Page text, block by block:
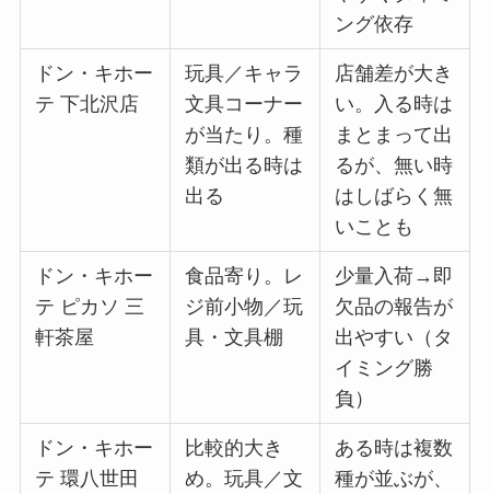
ング依存
ドン・キホー
テ 下北沢店
玩具／キャラ
文具コーナー
が当たり。種
類が出る時は
出る
店舗差が大き
い。入る時は
まとまって出
るが、無い時
はしばらく無
いことも
ドン・キホー
テ ピカソ 三
軒茶屋
食品寄り。レ
ジ前小物／玩
具・文具棚
少量入荷→即
欠品の報告が
出やすい（タ
イミング勝
負）
ドン・キホー
テ 環八世田
比較的大き
め。玩具／文
ある時は複数
種が並ぶが、